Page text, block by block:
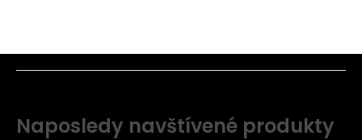
Naposledy navštívené produkty